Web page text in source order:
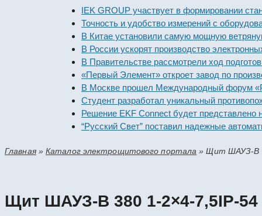
IEK GROUP участвует в формировании
Точность и удобство измерений с
В Китае установили самую мощную ветряную
В России ускорят производство электронных
В Правительстве рассмотрели ход
«Первый Элемент» откроет завод по
В Москве прошел Международный форум
Студент разработал уникальный
Решение EKF Connect будет представлено на
“Русский Свет” поставил надежные
Главная»Каталог электрощитового портала »Щит ШАУЗ-В
Щит ШАУЗ-В 380 1-2×4-7,5IP-54